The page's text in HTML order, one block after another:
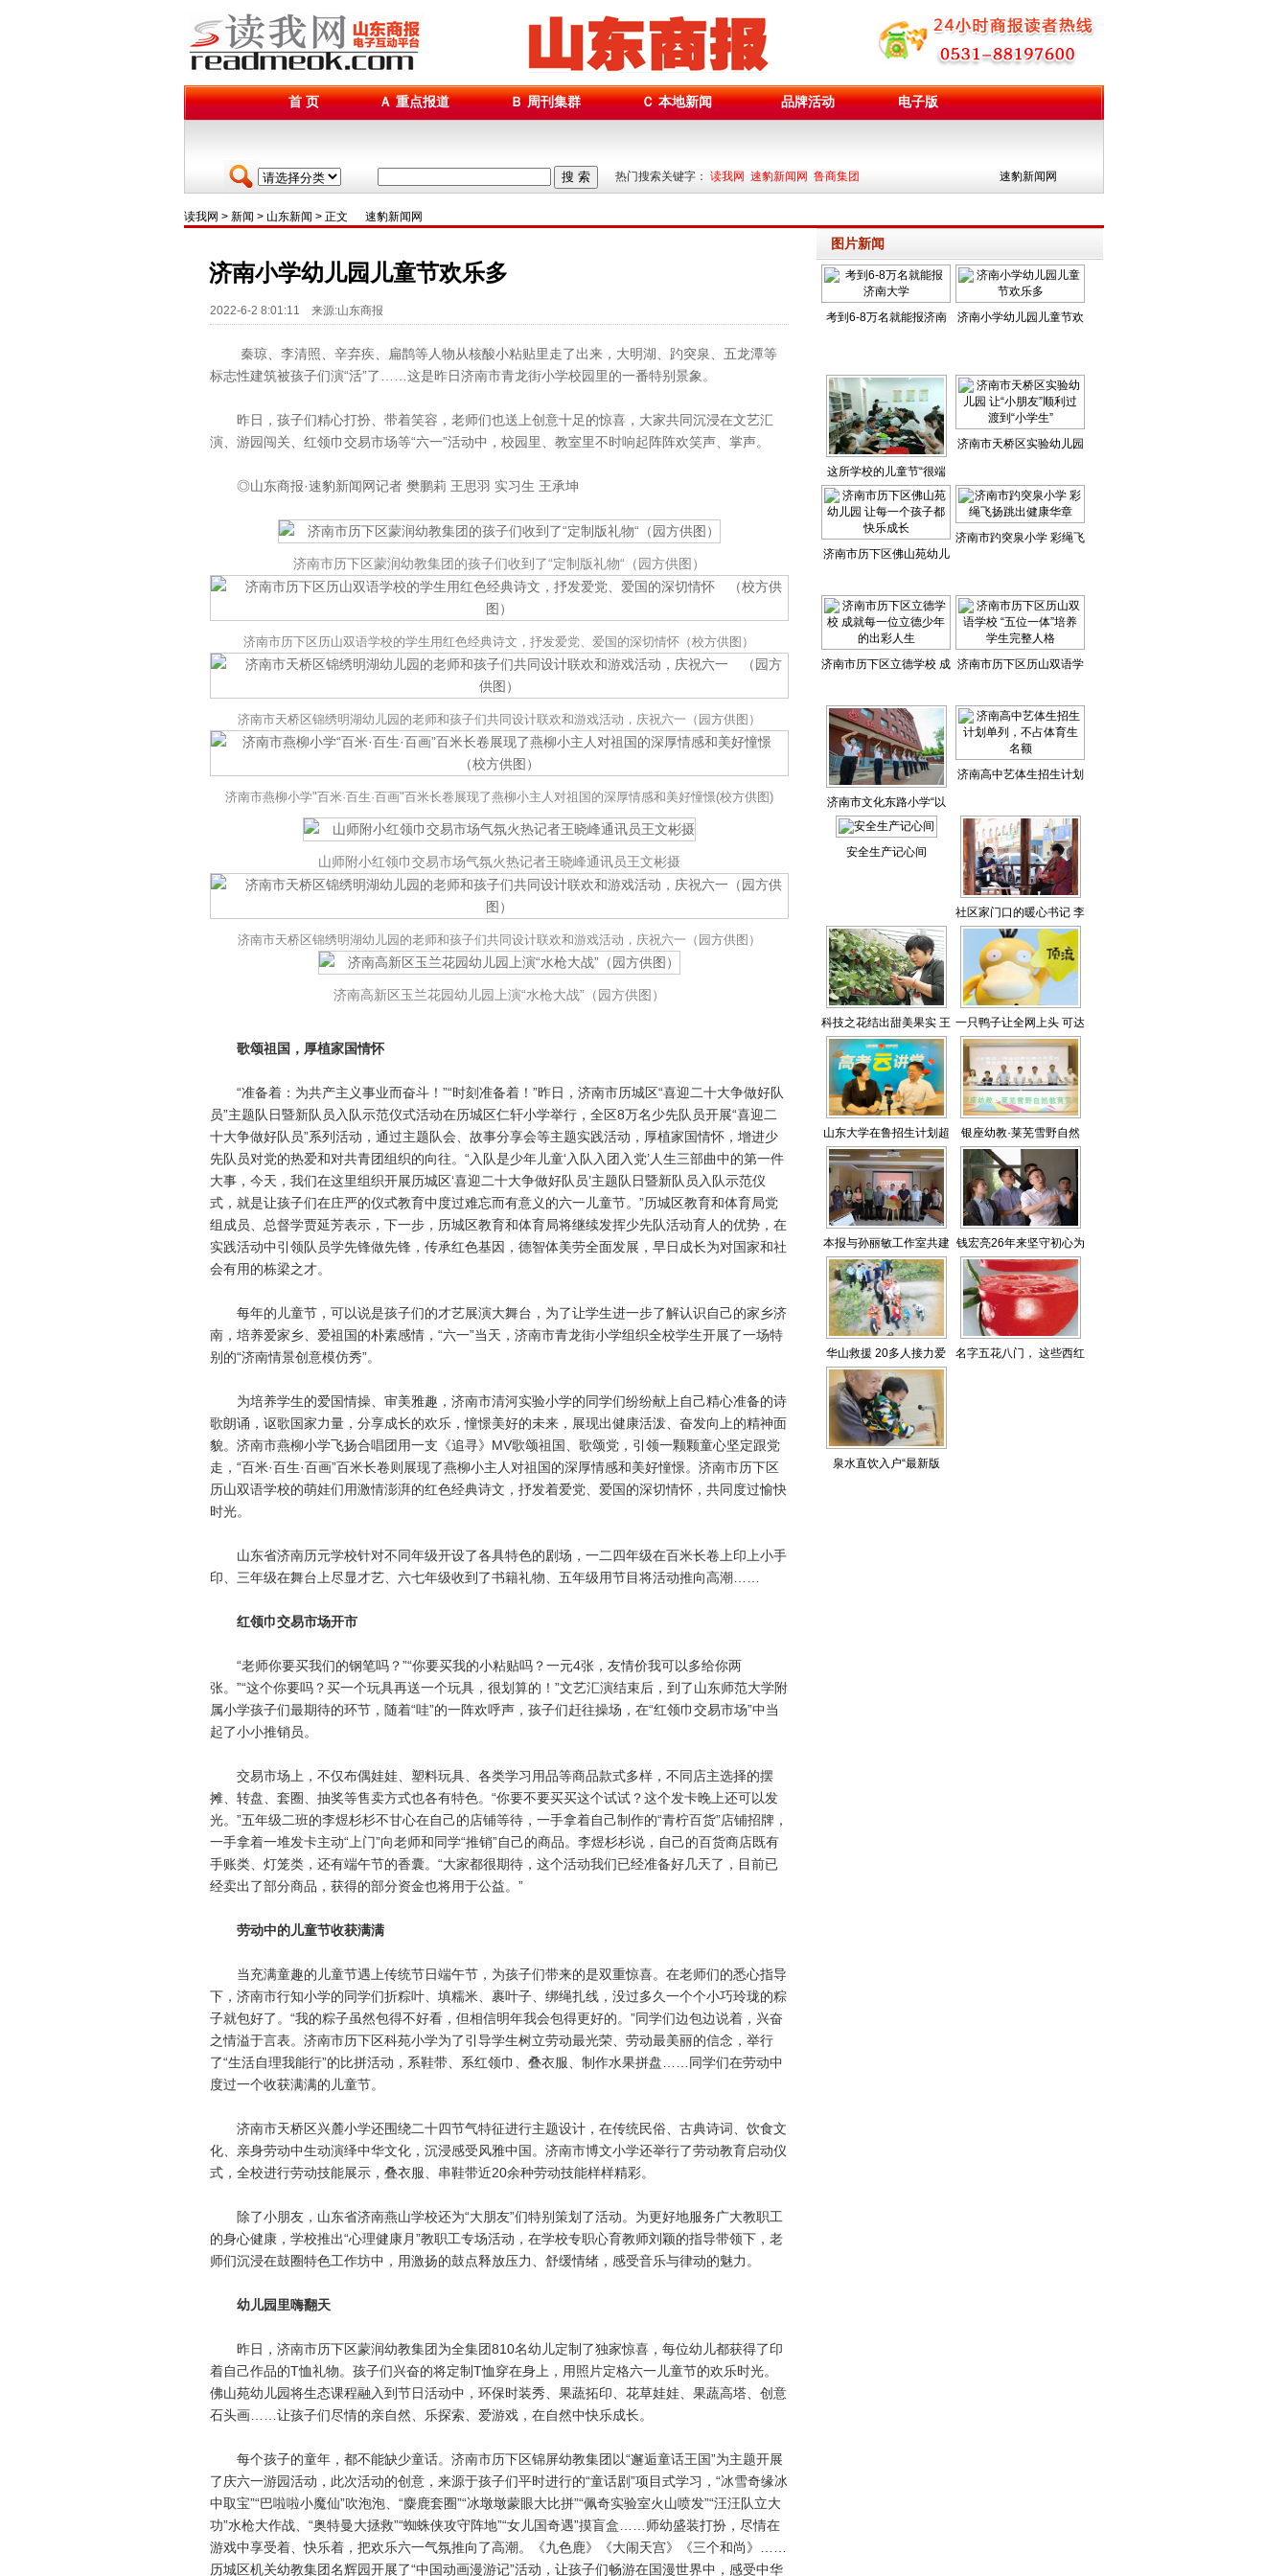
首 页 Ａ 重点报道 Ｂ 周刊集群 Ｃ 本地新闻 品牌活动 电子版
搜 索 热门搜索关键字： 读我网 速豹新闻网 鲁商集团 速豹新闻网
读我网 > 新闻 > 山东新闻 > 正文 速豹新闻网
济南小学幼儿园儿童节欢乐多
2022-6-2 8:01:11 来源:山东商报
秦琼、李清照、辛弃疾、扁鹊等人物从核酸小粘贴里走了出来，大明湖、趵突泉、五龙潭等
标志性建筑被孩子们演“活”了……这是昨日济南市青龙街小学校园里的一番特别景象。
昨日，孩子们精心打扮、带着笑容，老师们也送上创意十足的惊喜，大家共同沉浸在文艺汇
演、游园闯关、红领巾交易市场等“六一”活动中，校园里、教室里不时响起阵阵欢笑声、掌声。
◎山东商报·速豹新闻网记者 樊鹏莉 王思羽 实习生 王承坤
济南市历下区蒙润幼教集团的孩子们收到了“定制版礼物“（园方供图）
济南市历下区历山双语学校的学生用红色经典诗文，抒发爱党、爱国的深切情怀（校方供图）
济南市天桥区锦绣明湖幼儿园的老师和孩子们共同设计联欢和游戏活动，庆祝六一（园方供图）
济南市燕柳小学"百米·百生·百画"百米长卷展现了燕柳小主人对祖国的深厚情感和美好憧憬(校方供图)
山师附小红领巾交易市场气氛火热记者王晓峰通讯员王文彬摄
济南市天桥区锦绣明湖幼儿园的老师和孩子们共同设计联欢和游戏活动，庆祝六一（园方供图）
济南高新区玉兰花园幼儿园上演“水枪大战”（园方供图）
歌颂祖国，厚植家国情怀
“准备着：为共产主义事业而奋斗！”“时刻准备着！”昨日，济南市历城区“喜迎二十大争做好队
员”主题队日暨新队员入队示范仪式活动在历城区仁轩小学举行，全区8万名少先队员开展“喜迎二
十大争做好队员”系列活动，通过主题队会、故事分享会等主题实践活动，厚植家国情怀，增进少
先队员对党的热爱和对共青团组织的向往。“入队是少年儿童‘入队入团入党’人生三部曲中的第一件
大事，今天，我们在这里组织开展历城区‘喜迎二十大争做好队员’主题队日暨新队员入队示范仪
式，就是让孩子们在庄严的仪式教育中度过难忘而有意义的六一儿童节。”历城区教育和体育局党
组成员、总督学贾延芳表示，下一步，历城区教育和体育局将继续发挥少先队活动育人的优势，在
实践活动中引领队员学先锋做先锋，传承红色基因，德智体美劳全面发展，早日成长为对国家和社
会有用的栋梁之才。
每年的儿童节，可以说是孩子们的才艺展演大舞台，为了让学生进一步了解认识自己的家乡济
南，培养爱家乡、爱祖国的朴素感情，“六一”当天，济南市青龙街小学组织全校学生开展了一场特
别的“济南情景创意模仿秀”。
为培养学生的爱国情操、审美雅趣，济南市清河实验小学的同学们纷纷献上自己精心准备的诗
歌朗诵，讴歌国家力量，分享成长的欢乐，憧憬美好的未来，展现出健康活泼、奋发向上的精神面
貌。济南市燕柳小学飞扬合唱团用一支《追寻》MV歌颂祖国、歌颂党，引领一颗颗童心坚定跟党
走，“百米·百生·百画”百米长卷则展现了燕柳小主人对祖国的深厚情感和美好憧憬。济南市历下区
历山双语学校的萌娃们用激情澎湃的红色经典诗文，抒发着爱党、爱国的深切情怀，共同度过愉快
时光。
山东省济南历元学校针对不同年级开设了各具特色的剧场，一二四年级在百米长卷上印上小手
印、三年级在舞台上尽显才艺、六七年级收到了书籍礼物、五年级用节目将活动推向高潮……
红领巾交易市场开市
“老师你要买我们的钢笔吗？”“你要买我的小粘贴吗？一元4张，友情价我可以多给你两
张。”“这个你要吗？买一个玩具再送一个玩具，很划算的！”文艺汇演结束后，到了山东师范大学附
属小学孩子们最期待的环节，随着“哇”的一阵欢呼声，孩子们赶往操场，在“红领巾交易市场”中当
起了小小推销员。
交易市场上，不仅布偶娃娃、塑料玩具、各类学习用品等商品款式多样，不同店主选择的摆
摊、转盘、套圈、抽奖等售卖方式也各有特色。“你要不要买买这个试试？这个发卡晚上还可以发
光。”五年级二班的李煜杉杉不甘心在自己的店铺等待，一手拿着自己制作的“青柠百货”店铺招牌，
一手拿着一堆发卡主动“上门”向老师和同学“推销”自己的商品。李煜杉杉说，自己的百货商店既有
手账类、灯笼类，还有端午节的香囊。“大家都很期待，这个活动我们已经准备好几天了，目前已
经卖出了部分商品，获得的部分资金也将用于公益。”
劳动中的儿童节收获满满
当充满童趣的儿童节遇上传统节日端午节，为孩子们带来的是双重惊喜。在老师们的悉心指导
下，济南市行知小学的同学们折粽叶、填糯米、裹叶子、绑绳扎线，没过多久一个个小巧玲珑的粽
子就包好了。“我的粽子虽然包得不好看，但相信明年我会包得更好的。”同学们边包边说着，兴奋
之情溢于言表。济南市历下区科苑小学为了引导学生树立劳动最光荣、劳动最美丽的信念，举行
了“生活自理我能行”的比拼活动，系鞋带、系红领巾、叠衣服、制作水果拼盘……同学们在劳动中
度过一个收获满满的儿童节。
济南市天桥区兴麓小学还围绕二十四节气特征进行主题设计，在传统民俗、古典诗词、饮食文
化、亲身劳动中生动演绎中华文化，沉浸感受风雅中国。济南市博文小学还举行了劳动教育启动仪
式，全校进行劳动技能展示，叠衣服、串鞋带近20余种劳动技能样样精彩。
除了小朋友，山东省济南燕山学校还为“大朋友”们特别策划了活动。为更好地服务广大教职工
的身心健康，学校推出“心理健康月”教职工专场活动，在学校专职心育教师刘颖的指导带领下，老
师们沉浸在鼓圈特色工作坊中，用激扬的鼓点释放压力、舒缓情绪，感受音乐与律动的魅力。
幼儿园里嗨翻天
昨日，济南市历下区蒙润幼教集团为全集团810名幼儿定制了独家惊喜，每位幼儿都获得了印
着自己作品的T恤礼物。孩子们兴奋的将定制T恤穿在身上，用照片定格六一儿童节的欢乐时光。
佛山苑幼儿园将生态课程融入到节日活动中，环保时装秀、果蔬拓印、花草娃娃、果蔬高塔、创意
石头画……让孩子们尽情的亲自然、乐探索、爱游戏，在自然中快乐成长。
每个孩子的童年，都不能缺少童话。济南市历下区锦屏幼教集团以“邂逅童话王国”为主题开展
了庆六一游园活动，此次活动的创意，来源于孩子们平时进行的“童话剧”项目式学习，“冰雪奇缘冰
中取宝”“巴啦啦小魔仙”吹泡泡、“麋鹿套圈”“冰墩墩蒙眼大比拼”“佩奇实验室火山喷发”“汪汪队立大
功”水枪大作战、“奥特曼大拯救”“蜘蛛侠攻守阵地”“女儿国奇遇”摸盲盒……师幼盛装打扮，尽情在
游戏中享受着、快乐着，把欢乐六一气氛推向了高潮。《九色鹿》《大闹天宫》《三个和尚》……
历城区机关幼教集团名辉园开展了“中国动画漫游记”活动，让孩子们畅游在国漫世界中，感受中华
图片新闻
考到6-8万名就能报济南 济南小学幼儿园儿童节欢
这所学校的儿童节“很端
午”
济南市天桥区实验幼儿园
学生”
济南市历下区佛山苑幼儿
长
济南市趵突泉小学 彩绳飞
济南市历下区立德学校 成
人生
济南市历下区历山双语学
整人格
济南市文化东路小学“以
红养正 文化育人”的文东
样本
济南高中艺体生招生计划
安全生产记心间
社区家门口的暖心书记 李
兆静：打通服务群众“最
后一米”
科技之花结出甜美果实 王
倩将“小草莓”做成“大产
业”
一只鸭子让全网上头 可达
鸭为啥这么火？
山东大学在鲁招生计划超
3500人
银座幼教·莱芜雪野自然
教育营地成立
本报与孙丽敏工作室共建
小记者研学实践基地
钱宏亮26年来坚守初心为
中国建造打造“钢筋铁骨”
华山救援 20多人接力爱
心担架
名字五花八门， 这些西红
泉水直饮入户“最新版